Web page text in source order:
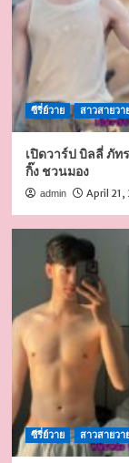
ซีรี่ย์วาย สาวสายวา
เปิดวาร์ป บิลลี่ ภั
กิ๊ง ชวนมอง
admin April 21,
ซีรี่ย์วาย สาวสายวา